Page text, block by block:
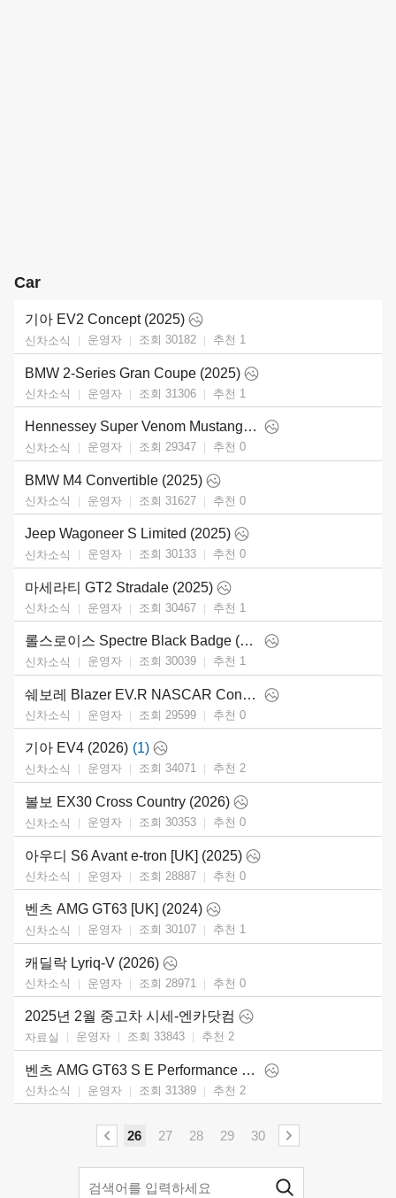
Car
기아 EV2 Concept (2025)
신차소식 운영자 조회 30182 추천 1
BMW 2-Series Gran Coupe (2025)
신차소식 운영자 조회 31306 추천 1
Hennessey Super Venom Mustang Dark Horse (2025)
신차소식 운영자 조회 29347 추천 0
BMW M4 Convertible (2025)
신차소식 운영자 조회 31627 추천 0
Jeep Wagoneer S Limited (2025)
신차소식 운영자 조회 30133 추천 0
마세라티 GT2 Stradale (2025)
신차소식 운영자 조회 30467 추천 1
롤스로이스 Spectre Black Badge (2026)
신차소식 운영자 조회 30039 추천 1
쉐보레 Blazer EV.R NASCAR Concept (2025)
신차소식 운영자 조회 29599 추천 0
기아 EV4 (2026) (1)
신차소식 운영자 조회 34071 추천 2
볼보 EX30 Cross Country (2026)
신차소식 운영자 조회 30353 추천 0
아우디 S6 Avant e-tron [UK] (2025)
신차소식 운영자 조회 28887 추천 0
벤츠 AMG GT63 [UK] (2024)
신차소식 운영자 조회 30107 추천 1
캐딜락 Lyriq-V (2026)
신차소식 운영자 조회 28971 추천 0
2025년 2월 중고차 시세-엔카닷컴
자료실 운영자 조회 33843 추천 2
벤츠 AMG GT63 S E Performance 4-Door (2025)
신차소식 운영자 조회 31389 추천 2
26 27 28 29 30